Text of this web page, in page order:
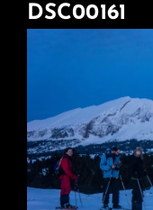
DSC00161